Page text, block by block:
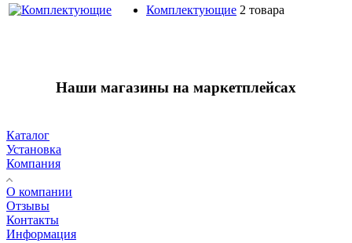
Комплектующие 2 товара
Наши магазины на маркетплейсах
Каталог
Установка
Компания
О компании
Отзывы
Контакты
Информация